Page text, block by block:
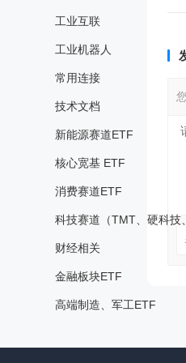
工业互联
工业机器人
常用连接
技术文档
新能源赛道ETF
核心宽基 ETF
消费赛道ETF
科技赛道（TMT、硬科技
财经相关
金融板块ETF
高端制造、军工ETF